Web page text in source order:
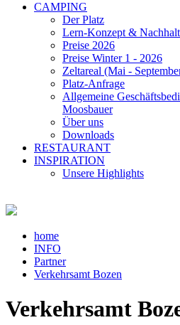
CAMPING
Der Platz
Lern-Konzept &
Preise 2026
Preise Winter 1 - 2026
Zeltareal (Mai -
Platz-Anfrage
Allgemeine
Moosbauer
Über uns
Downloads
RESTAURANT
INSPIRATION
Unsere Highlights
home
INFO
Partner
Verkehrsamt Bozen
Verkehrsamt